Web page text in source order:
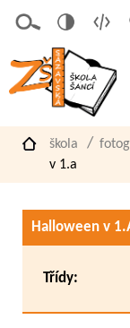
á
verze
pro
slaboz
raké
škola
v 1.a
Halloween v
Třídy: